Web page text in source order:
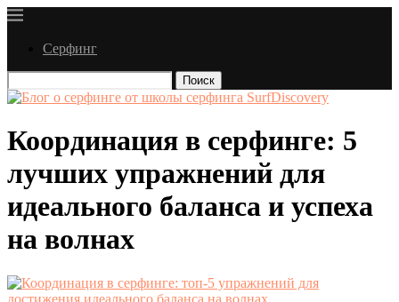
Серфинг
Поиск
Координация в серфинге: 5
лучших упражнений для
идеального баланса и успеха
на волнах